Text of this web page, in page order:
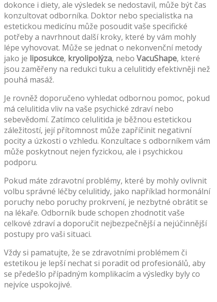
dokonce i diety, ale výsledek se nedostavil, může být čas
konzultovat odborníka. Doktor nebo specialistka na
estetickou medicínu může posoudit vaše specifické
potřeby a navrhnout další kroky, které by vám mohly
lépe vyhovovat. Může se jednat o nekonvenční metody
jako je liposukce, kryolipolýza, nebo VacuShape, které
jsou zaměřeny na redukci tuku a celulitidy efektivněji než
pouhá masáž.
Je rovněž doporučeno vyhledat odbornou pomoc, pokud
má celulitida vliv na vaše psychické zdraví nebo
sebevědomí. Zatímco celulitida je běžnou estetickou
záležitostí, její přítomnost může zapříčinit negativní
pocity a úzkosti o vzhledu. Konzultace s odborníkem vám
může poskytnout nejen fyzickou, ale i psychickou
podporu.
Pokud máte zdravotní problémy, které by mohly ovlivnit
volbu správné léčby celulitidy, jako například hormonální
poruchy nebo poruchy prokrvení, je nezbytné obrátit se
na lékaře. Odborník bude schopen zhodnotit vaše
celkové zdraví a doporučit nejbezpečnější a nejúčinnější
postupy pro vaši situaci.
Vždy si pamatujte, že se zdravotními problémem či
estetikou je lepší nechat si poradit od profesionálů, aby
se předešlo případným komplikacím a výsledky byly co
nejvíce uspokojivé.